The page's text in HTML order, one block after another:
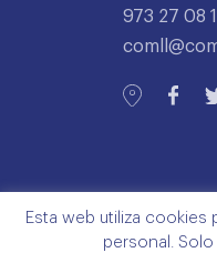
973 27 08
Esta web utiliza
personal.